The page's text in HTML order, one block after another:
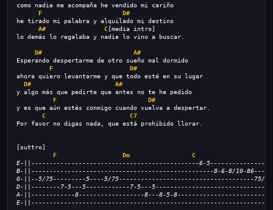
como nadie me acompaña he vendido mi cariño
F
D#
he tirado mi palabra y alquilado mi destino
A#
C [media intro]
lo demás lo regalaba y nadie lo vino a buscar.
D#
A#
Esperando despertarme de otro sueño mal dormido
F
D#
ahora quiero levantarme y que todo esté en su lugar
D#
A#
y algo más que pedirte que antes no te he pedido
F
D#
y es que aún estés conmigo cuando vuelva a despertar.
C
C7
Por favor no digas nada, que está prohibido llorar.
[outtro]
F
Dm
C
E-||----------------------------------------------6-
B-||--------------------------------------------------8-6-8/10-
G-||--5/75---------5----5/75-------------------------------------75/
D-||--------7-5---5------------7-5---
A-||------------8------------------8---8-5-
E-